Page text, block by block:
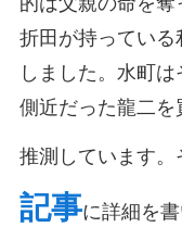
折田が持っている
しました。水町
側近だった龍二
推測しています
記事に詳細を書